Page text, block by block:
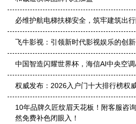
必维护航电梯扶梯安全，筑牢建筑出
飞牛影视：引领新时代影视娱乐的创
中国智造闪耀世界杯，海信AI中央空
权威发布：2026入户门十大排行榜权
10年品牌久匠纹眉天花板！附客服咨
然免费补色闭眼入！